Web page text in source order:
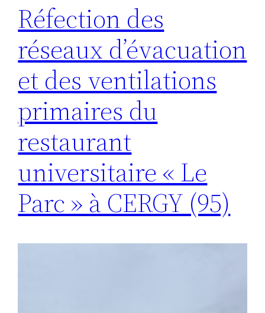
Réfection des
réseaux d’évacuation
et des ventilations
primaires du
restaurant
universitaire « Le
Parc » à CERGY (95)